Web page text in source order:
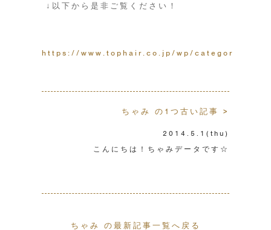
↓以下から是非ご覧ください！
https://www.tophair.co.jp/wp/category/blog/
ちゃみ の1つ古い記事 >
2014.5.1 (thu)
こんにちは！ちゃみデータです☆
ちゃみ の最新記事一覧へ戻る